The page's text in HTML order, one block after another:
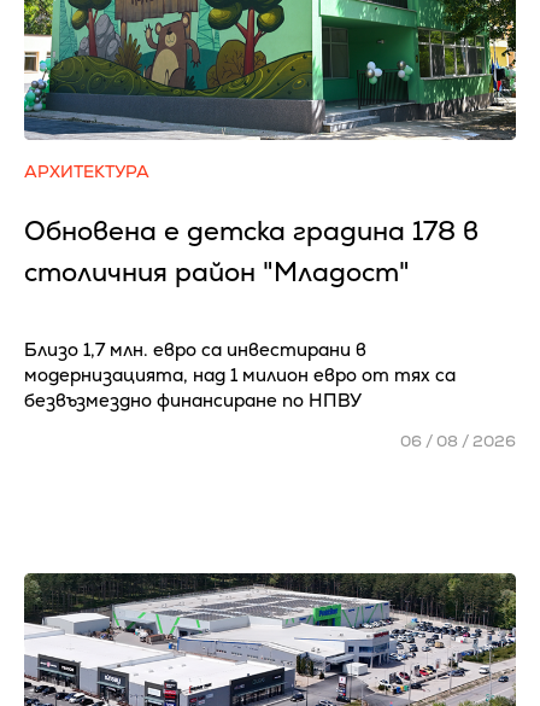
АРХИТЕКТУРА
Обновена е детска градина 178 в
столичния район "Младост"
Близо 1,7 млн. евро са инвестирани в
модернизацията, над 1 милион евро от тях са
безвъзмездно финансиране по НПВУ
06 / 08 / 2026